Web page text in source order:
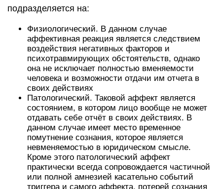
подразделяется на:
Физиологический. В данном случае
аффективная реакция является следствием
воздействия негативных факторов и
психотравмирующих обстоятельств, однако
она не исключает полностью вменяемости
человека и возможности отдачи им отчета в
своих действиях
Патологический. Таковой аффект является
состоянием, в котором лицо вообще не может
отдавать себе отчёт в своих действиях. В
данном случае имеет место временное
помутнение сознания, которое является
невменяемостью в юридическом смысле.
Кроме этого патологический аффект
практически всегда сопровождается частичной
или полной амнезией касательно событий
триггера и самого аффекта, потерей сознания